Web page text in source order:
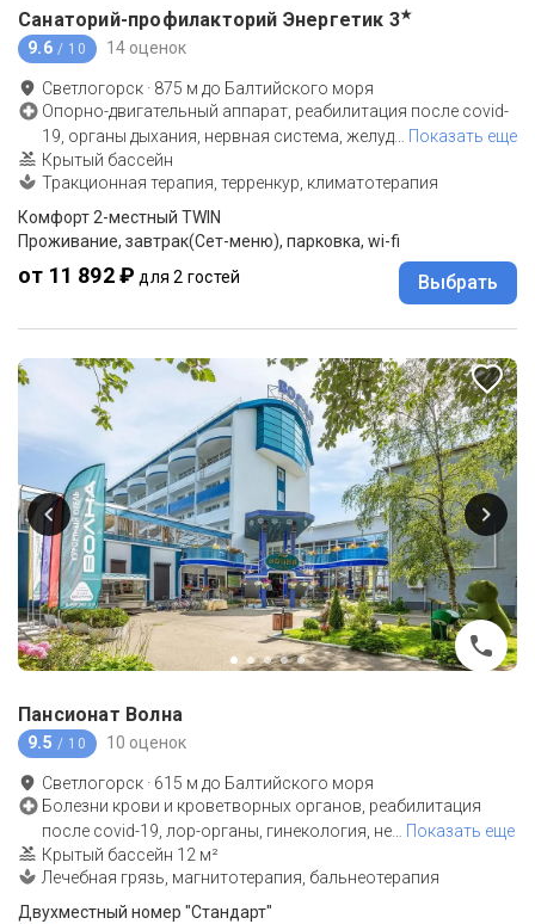
Санаторий-профилакторий Энергетик 3★
9.6 / 10 14 оценок
Светлогорск · 875 м до Балтийского моря
Опорно-двигательный аппарат, реабилитация после covid-
19, органы дыхания, нервная система, желуд
Показать еще
Крытый бассейн
Тракционная терапия, терренкур, климатотерапия
Комфорт 2-местный TWIN
Проживание, завтрак(Сет-меню), парковка, wi-fi
от 11 892 ₽ для 2 гостей Выбрать
Пансионат Волна
9.5 / 10 10 оценок
Светлогорск · 615 м до Балтийского моря
Болезни крови и кроветворных органов, реабилитация
после covid-19, лор-органы, гинекология, не
Показать еще
Крытый бассейн 12 м²
Лечебная грязь, магнитотерапия, бальнеотерапия
Двухместный номер "Стандарт"